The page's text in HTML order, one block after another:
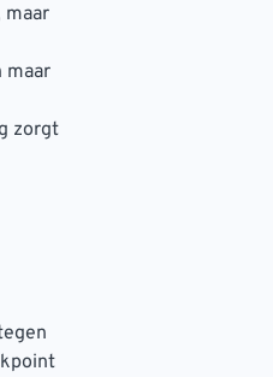
maar
maar
zorgt